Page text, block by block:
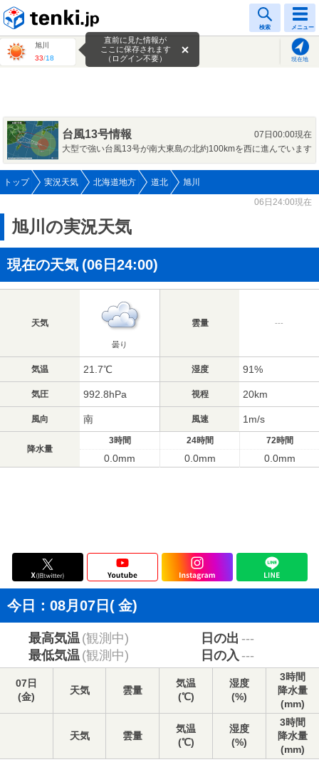
検索 メニュー
旭川
33/18 現在地
直前に見た情報が
ここに保存されます
（ログイン不要）
台風13号情報
07日00:00現在
大型で強い台風13号が南大東島の北約100kmを西に進んでいます
トップ 実況天気 北海道地方 道北
旭川
06日24:00現在
旭川の実況天気
現在の天気 (06日24:00)
天気
曇り
雲量 ---
気温 21.7℃ 湿度 91%
気圧 992.8hPa 視程 20km
風向 南 風速 1m/s
降水量
3時間
0.0mm
24時間
0.0mm
72時間
0.0mm
今日：08月07日( 金)
最高気温 (観測中) 日の出 ---
最低気温 (観測中) 日の入 ---
07日
(金)
天気 雲量
気温
(℃)
湿度
(%)
3時間
降水量
(mm)
天気 雲量
気温
(℃)
湿度
(%)
3時間
降水量
(mm)